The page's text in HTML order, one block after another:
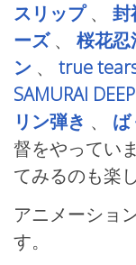
スリップ、 封
ーズ 、 桜花忍
ン 、 true
SAMURAI
リン弾き 、 ば
督をやってい
てみるのも楽
アニメーショ
す。